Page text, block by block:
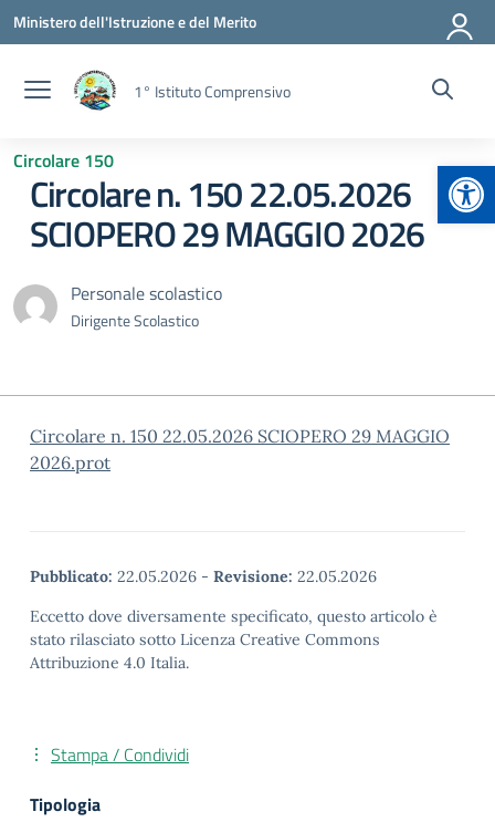
Vai ai contenuti
Vai al menu di navigazione
Vai al footer
Ministero dell'Istruzione e del Merito
1° Istituto Comprensivo
Circolare 150
Circolare n. 150 22.05.2026
SCIOPERO 29 MAGGIO 2026
Personale scolastico
Dirigente Scolastico
Circolare n. 150 22.05.2026 SCIOPERO 29 MAGGIO
2026.prot
Pubblicato: 22.05.2026 - Revisione: 22.05.2026
Eccetto dove diversamente specificato, questo articolo è
stato rilasciato sotto Licenza Creative Commons
Attribuzione 4.0 Italia.
Stampa / Condividi
Tipologia